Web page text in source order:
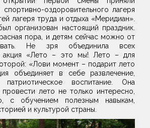
спортивно-оздоровительного лагеря
лагеря труда и отдыха «Меридиан».
организован настоящий праздник.
пора, и детям сейчас можно от
Не зря объединила всех
акция «Лето – это мы! Лето – для
«Лови момент – подарит лето
объединяет в себе развлечение,
воспитание. Она
лето не только интересно,
с обучением полезным навыкам,
и культурой страны.